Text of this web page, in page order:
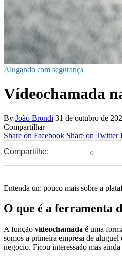
Alugando com segurança
Vídeochamada
By João Brondi 31 de outubro de
Compartilhar
Share on Facebook Share on Twitter
Compartilhe:
0
Entenda um pouco mais sobre a
O que é a ferramenta
A função vídeochamada é uma
somos a primeira empresa de
negocio. Ficou interessado mas